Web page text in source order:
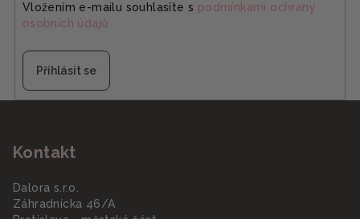
Vložením e-mailu souhlasíte s podmínkami ochrany
osobních údajů
Přihlásit se
Kontakt
Dalora s.r.o.
Záhradnícka 46/A